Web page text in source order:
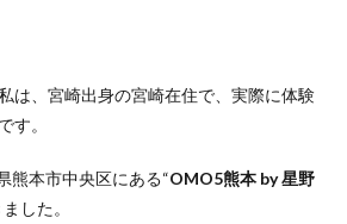
は、宮崎出身の宮崎在住で、実際に体験
す。
熊本市中央区にある“OMO5熊本 by 星野
した。